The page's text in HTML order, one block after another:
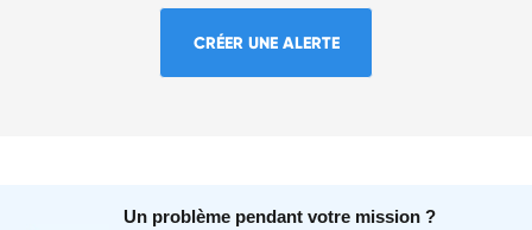
CRÉER UNE ALERTE
Un problème pendant votre mission ?